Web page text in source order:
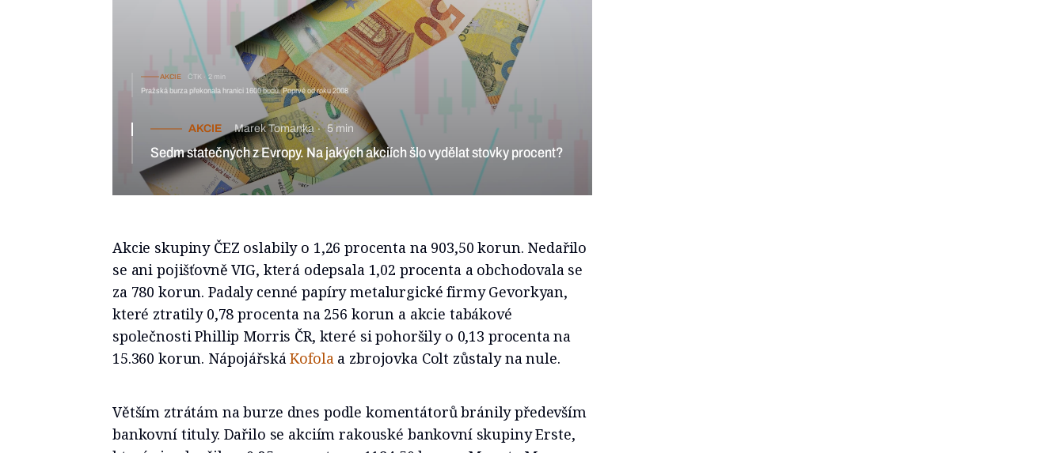
AKCIE ČTK 2 min
Pražská burza překonala hranici 1600 bodů. Poprvé od roku 2008
AKCIE Marek Tomanka 5 min
Sedm statečných z Evropy. Na jakých akciích šlo vydělat stovky procent?
Akcie skupiny ČEZ oslabily o 1,26 procenta na 903,50 korun. Nedařilo
se ani pojišťovně VIG, která odepsala 1,02 procenta a obchodovala se
za 780 korun. Padaly cenné papíry metalurgické firmy Gevorkyan,
které ztratily 0,78 procenta na 256 korun a akcie tabákové
společnosti Phillip Morris ČR, které si pohoršily o 0,13 procenta na
15.360 korun. NápojářskáKofolaa zbrojovka Colt zůstaly na nule.
Větším ztrátám na burze dnes podle komentátorů bránily především
bankovní tituly. Dařilo se akciím rakouské bankovní skupiny Erste,